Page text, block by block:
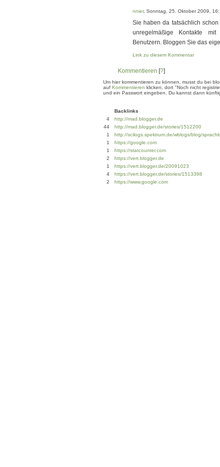
nnier, Sonntag, 25. Oktober 2009,
Sie haben da tatsächlich
unregelmäßige Kontakte
Benutzern. Bloggen Sie das
Link zu diesem Kommentar
Kommentieren [?]
Um hier kommentieren zu können, musst du bei
auf Kommentieren klicken, dort "Noch nicht
und ein Passwort eingeben. Du kannst dann
Backlinks
4
http://mad.blogger.de
44
http://mad.blogger.de/stories/1512200
1
http://scilogs.spektrum.de/wblogs/blog/
1
https://google.com
1
https://statcounter.com
2
https://vert.blogger.de
1
https://vert.blogger.de/20091023
4
https://vert.blogger.de/stories/1513398
2
https://www.google.com